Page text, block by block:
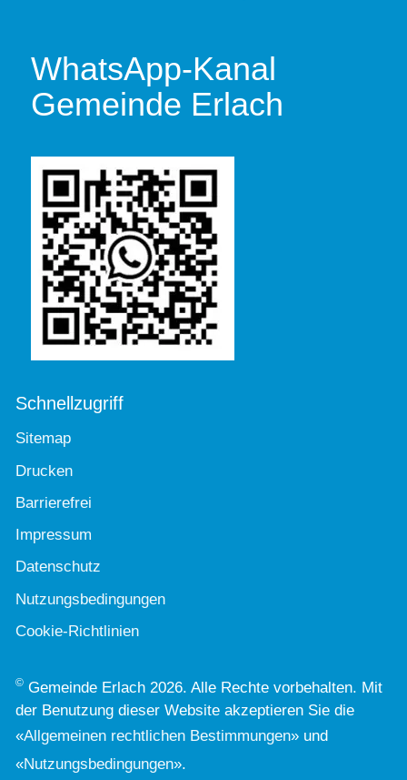
WhatsApp-Kanal
Gemeinde Erlach
Schnellzugriff
Sitemap
Drucken
Barrierefrei
Impressum
Datenschutz
Nutzungsbedingungen
Cookie-Richtlinien
© Gemeinde Erlach 2026. Alle Rechte vorbehalten. Mit
der Benutzung dieser Website akzeptieren Sie die
«Allgemeinen rechtlichen Bestimmungen» und
«Nutzungsbedingungen».